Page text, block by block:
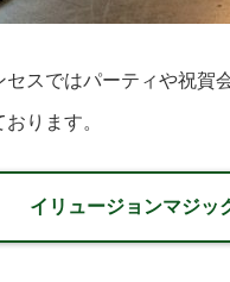
スではパーティや祝賀
ります。
イリュージョンマジッ